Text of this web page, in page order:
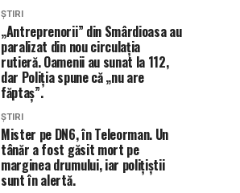
ȘTIRI
„Antreprenorii” din Smârdioasa au
paralizat din nou circulația
rutieră. Oamenii au sunat la 112,
dar Poliția spune că „nu are
făptaș”.
ȘTIRI
Mister pe DN6, în Teleorman. Un
tânăr a fost găsit mort pe
marginea drumului, iar polițiștii
sunt în alertă.